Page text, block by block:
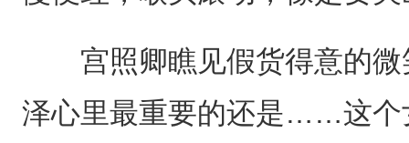
宫照卿瞧见假货得意的微
泽心里最重要的还是……这个